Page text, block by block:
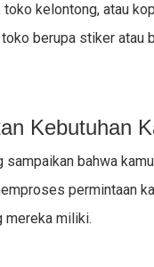
kelontong, atau
berupa stiker atau
Kebutuhan
bahwa
permintaan
mereka miliki.